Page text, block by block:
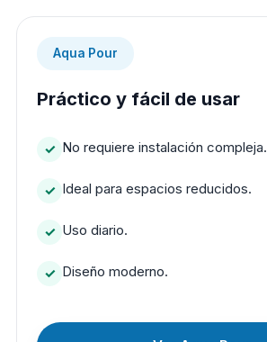
Aqua Pour
Práctico y fácil de usar
No requiere instalación compleja.
Ideal para espacios reducidos.
Uso diario.
Diseño moderno.